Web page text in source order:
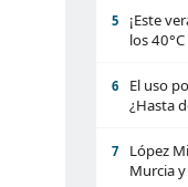
5
¡Este
los
6
El uso
¿Hasta
7
López
Murcia